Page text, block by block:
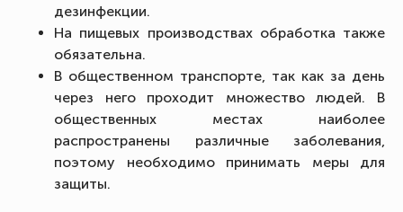
дезинфекции.
На пищевых производствах обработка также
обязательна.
В общественном транспорте, так как за день
через него проходит множество людей. В
общественных местах наиболее
распространены различные заболевания,
поэтому необходимо принимать меры для
защиты.